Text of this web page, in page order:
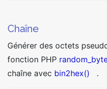
Chaîne
Générer des octets
fonction PHP
chaîne avec bin2hex() .